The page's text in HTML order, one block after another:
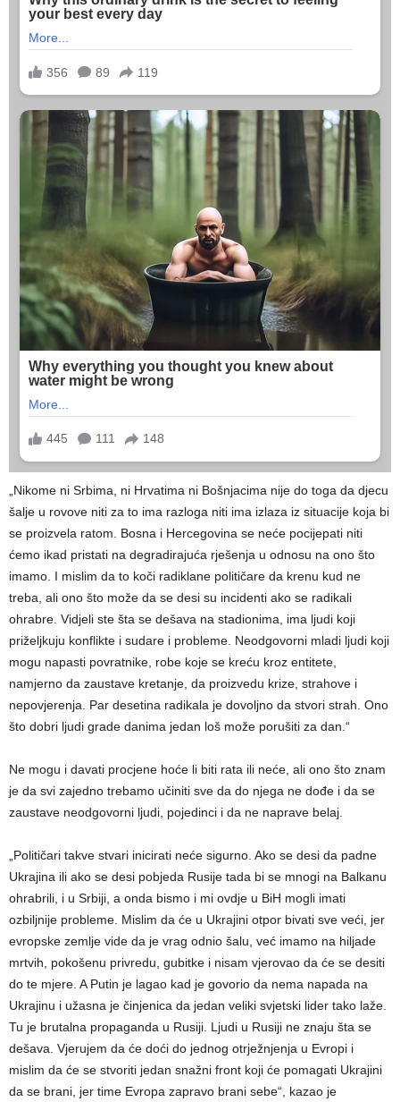
„Nikome ni Srbima, ni Hrvatima ni Bošnjacima nije do toga da djecu
šalje u rovove niti za to ima razloga niti ima izlaza iz situacije koja bi
se proizvela ratom. Bosna i Hercegovina se neće pocijepati niti
ćemo ikad pristati na degradirajuća rješenja u odnosu na ono što
imamo. I mislim da to koči radiklane političare da krenu kud ne
treba, ali ono što može da se desi su incidenti ako se radikali
ohrabre. Vidjeli ste šta se dešava na stadionima, ima ljudi koji
priželjkuju konflikte i sudare i probleme. Neodgovorni mladi ljudi koji
mogu napasti povratnike, robe koje se kreću kroz entitete,
namjerno da zaustave kretanje, da proizvedu krize, strahove i
nepovjerenja. Par desetina radikala je dovoljno da stvori strah. Ono
što dobri ljudi grade danima jedan loš može porušiti za dan.“
Ne mogu i davati procjene hoće li biti rata ili neće, ali ono što znam
je da svi zajedno trebamo učiniti sve da do njega ne dođe i da se
zaustave neodgovorni ljudi, pojedinci i da ne naprave belaj.
„Političari takve stvari inicirati neće sigurno. Ako se desi da padne
Ukrajina ili ako se desi pobjeda Rusije tada bi se mnogi na Balkanu
ohrabrili, i u Srbiji, a onda bismo i mi ovdje u BiH mogli imati
ozbiljnije probleme. Mislim da će u Ukrajini otpor bivati sve veći, jer
evropske zemlje vide da je vrag odnio šalu, već imamo na hiljade
mrtvih, pokošenu privredu, gubitke i nisam vjerovao da će se desiti
do te mjere. A Putin je lagao kad je govorio da nema napada na
Ukrajinu i užasna je činjenica da jedan veliki svjetski lider tako laže.
Tu je brutalna propaganda u Rusiji. Ljudi u Rusiji ne znaju šta se
dešava. Vjerujem da će doći do jednog otrježnjenja u Evropi i
mislim da će se stvoriti jedan snažni front koji će pomagati Ukrajini
da se brani, jer time Evropa zapravo brani sebe“, kazao je